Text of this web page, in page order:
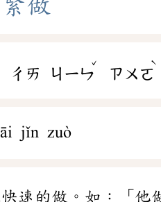
ㄔㄞ ㄐㄧㄣ
ˇ
ㄗㄨㄛ
ˋ
jǐn zuò
速的做。如：「他